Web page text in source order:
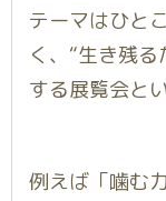
テーマはひと
く、“生き残
する展覧会と
例えば「噛む